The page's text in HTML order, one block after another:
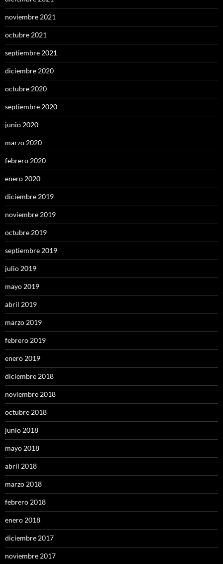
noviembre 2021
octubre 2021
septiembre 2021
diciembre 2020
octubre 2020
septiembre 2020
junio 2020
marzo 2020
febrero 2020
enero 2020
diciembre 2019
noviembre 2019
octubre 2019
septiembre 2019
julio 2019
mayo 2019
abril 2019
marzo 2019
febrero 2019
enero 2019
diciembre 2018
noviembre 2018
octubre 2018
junio 2018
mayo 2018
abril 2018
marzo 2018
febrero 2018
enero 2018
diciembre 2017
noviembre 2017